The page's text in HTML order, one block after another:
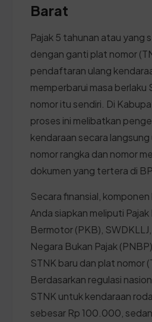
Barat
Pajak 5 tahunan atau yang
dengan ganti plat nomor
pendaftaran ulang
memperbarui masa berlaku
nomor itu sendiri. Di
proses ini melibatkan
kendaraan secara
nomor rangka dan nomor
dokumen yang tertera di
Secara finansial,
Anda siapkan meliputi
Bermotor (PKB),
Negara Bukan Pajak
STNK baru dan plat nomor
Berdasarkan regulasi
STNK untuk kendaraan
sebesar Rp 100.000,